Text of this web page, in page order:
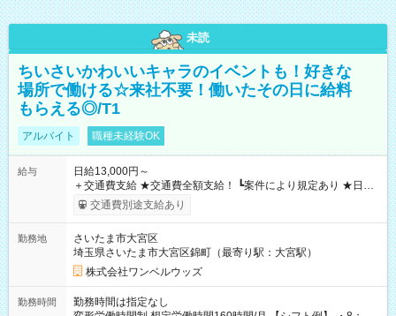
未読
ちいさいかわいいキャラのイベントも！好きな
場所で働ける☆来社不要！働いたその日に給料
もらえる◎/T1
アルバイト 職種未経験OK
給与
日給13,000円～
＋交通費支給 ★交通費全額支給！ ┗案件により規定あり ★日払
いOK！（規定あり） ┗働いたその日に現金GET♪ お仕事後はコ
ンビニATMから 日払い分を引き落とせます！ 【試用期間】試
交通費別途支給あり
勤務地
さいたま市大宮区
埼玉県さいたま市大宮区錦町（最寄り駅：大宮駅）
株式会社ワンベルウッズ
勤務時間
勤務時間は指定なし